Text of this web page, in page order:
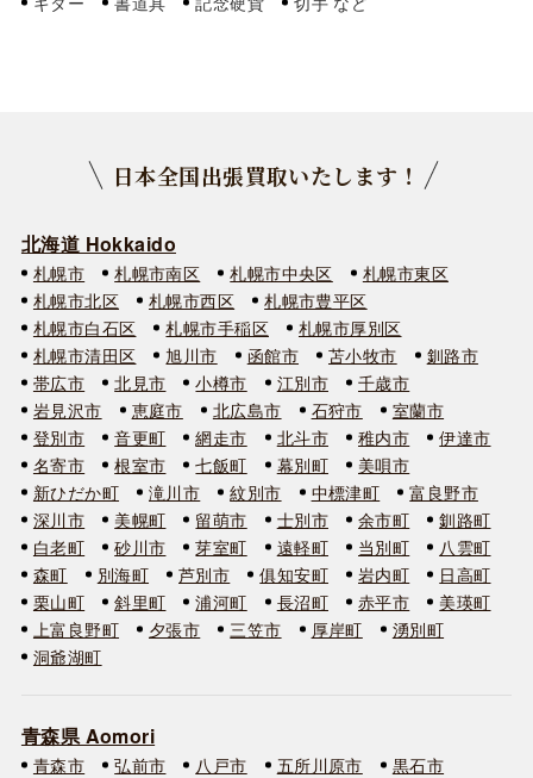
日本全国出張買取いたします！
北海道 Hokkaido
札幌市 札幌市南区 札幌市中央区
札幌市東区
札幌市北区
札幌市西区
札幌市豊平区
札幌市白石区
札幌市手稲区
札幌市厚別区
札幌市清田区
旭川市 函館市 苫小牧市
釧路市
帯広市
北見市 小樽市 江別市
千歳市
岩見沢市
恵庭市 北広島市 石狩市
室蘭市
登別市
音更町 網走市 北斗市 稚内市
伊達市
名寄市
根室市 七飯町 幕別町
美唄市
新ひだか町
滝川市 紋別市 中標津町
富良野市
深川市
美幌町 留萌市 士別市 余市町
釧路町
白老町
砂川市 芽室町 遠軽町 当別町
八雲町
森町
別海町 芦別市 俱知安町 岩内町
日高町
栗山町
斜里町 浦河町 長沼町 赤平市
美瑛町
上富良野町
夕張市 三笠市 厚岸町
湧別町
洞爺湖町
青森県 Aomori
青森市 弘前市 八戸市 五所川原市
黒石市